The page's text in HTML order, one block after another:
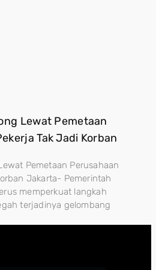
Lewat Pemetaan
Tak Jadi Korban
Pemetaan Perusahaan
Jakarta- Pemerintah
memperkuat langkah
terjadinya gelombang